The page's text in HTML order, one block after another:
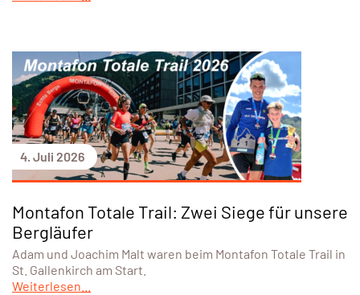
4. Juli 2026
Montafon Totale Trail: Zwei Siege für unsere
Bergläufer
Adam und Joachim Malt waren beim Montafon Totale Trail in
St. Gallenkirch am Start.
Weiterlesen...